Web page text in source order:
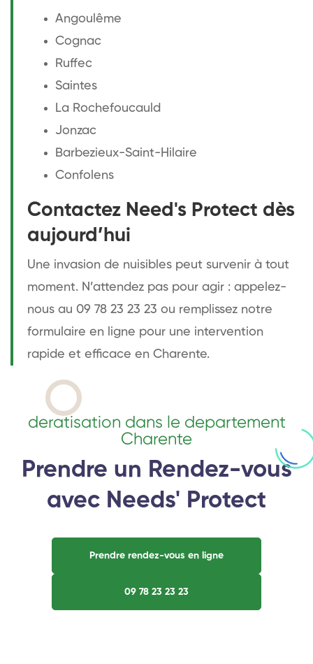
Angoulême
Cognac
Ruffec
Saintes
La Rochefoucauld
Jonzac
Barbezieux-Saint-Hilaire
Confolens
Contactez Need's Protect dès
aujourd’hui
Une invasion de nuisibles peut survenir à tout
moment. N’attendez pas pour agir : appelez-
nous au 09 78 23 23 23 ou remplissez notre
formulaire en ligne pour une intervention
rapide et efficace en Charente.
deratisation dans le departement
Charente
Prendre un Rendez-vous
avec Needs' Protect
Prendre rendez-vous en ligne
09 78 23 23 23